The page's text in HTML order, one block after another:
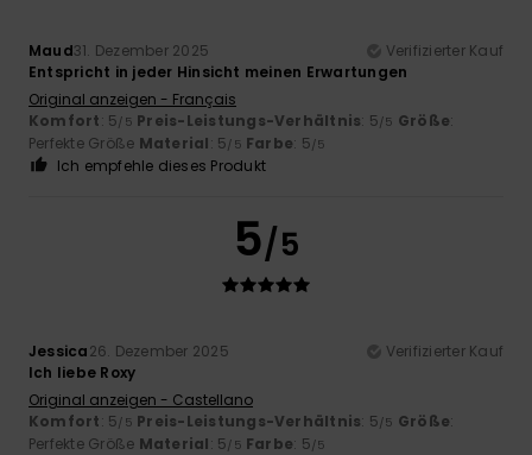
Maud31. Dezember 2025
Verifizierter Kauf
Entspricht in jeder Hinsicht meinen Erwartungen
Original anzeigen - Français
Komfort: 5/5 Preis-Leistungs-Verhältnis: 5/5 Größe:
Perfekte Größe Material: 5/5 Farbe: 5/5
Ich empfehle dieses Produkt
5/5
Jessica26. Dezember 2025
Verifizierter Kauf
Ich liebe Roxy
Original anzeigen - Castellano
Komfort: 5/5 Preis-Leistungs-Verhältnis: 5/5 Größe:
Perfekte Größe Material: 5/5 Farbe: 5/5